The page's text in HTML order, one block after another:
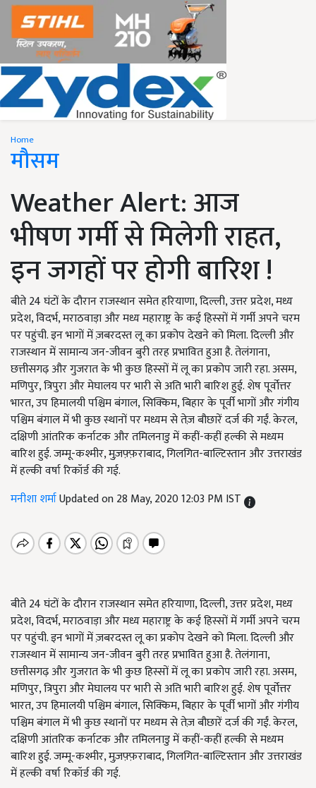
Home
मौसम
Weather Alert: आज
भीषण गर्मी से मिलेगी राहत,
इन जगहों पर होगी बारिश !
बीते 24 घंटों के दौरान राजस्थान समेत हरियाणा, दिल्ली, उत्तर प्रदेश, मध्य
प्रदेश, विदर्भ, मराठवाड़ा और मध्य महाराष्ट्र के कई हिस्सों में गर्मी अपने चरम
पर पहुंची. इन भागों में ज़बरदस्त लू का प्रकोप देखने को मिला. दिल्ली और
राजस्थान में सामान्य जन-जीवन बुरी तरह प्रभावित हुआ है. तेलंगाना,
छत्तीसगढ़ और गुजरात के भी कुछ हिस्सों में लू का प्रकोप जारी रहा. असम,
मणिपुर, त्रिपुरा और मेघालय पर भारी से अति भारी बारिश हुई. शेष पूर्वोत्तर
भारत, उप हिमालयी पश्चिम बंगाल, सिक्किम, बिहार के पूर्वी भागों और गंगीय
पश्चिम बंगाल में भी कुछ स्थानों पर मध्यम से तेज़ बौछारें दर्ज की गईं. केरल,
दक्षिणी आंतरिक कर्नाटक और तमिलनाडु में कहीं-कहीं हल्की से मध्यम
बारिश हुई. जम्मू-कश्मीर, मुज़फ़्फ़राबाद, गिलगित-बाल्टिस्तान और उत्तराखंड
में हल्की वर्षा रिकॉर्ड की गई.
मनीशा शर्माUpdated on 28 May, 2020 12:03 PM IST
बीते 24 घंटों के दौरान राजस्थान समेत हरियाणा, दिल्ली, उत्तर प्रदेश, मध्य
प्रदेश, विदर्भ, मराठवाड़ा और मध्य महाराष्ट्र के कई हिस्सों में गर्मी अपने चरम
पर पहुंची. इन भागों में ज़बरदस्त लू का प्रकोप देखने को मिला. दिल्ली और
राजस्थान में सामान्य जन-जीवन बुरी तरह प्रभावित हुआ है. तेलंगाना,
छत्तीसगढ़ और गुजरात के भी कुछ हिस्सों में लू का प्रकोप जारी रहा. असम,
मणिपुर, त्रिपुरा और मेघालय पर भारी से अति भारी बारिश हुई. शेष पूर्वोत्तर
भारत, उप हिमालयी पश्चिम बंगाल, सिक्किम, बिहार के पूर्वी भागों और गंगीय
पश्चिम बंगाल में भी कुछ स्थानों पर मध्यम से तेज़ बौछारें दर्ज की गईं. केरल,
दक्षिणी आंतरिक कर्नाटक और तमिलनाडु में कहीं-कहीं हल्की से मध्यम
बारिश हुई. जम्मू-कश्मीर, मुज़फ़्फ़राबाद, गिलगित-बाल्टिस्तान और उत्तराखंड
में हल्की वर्षा रिकॉर्ड की गई.